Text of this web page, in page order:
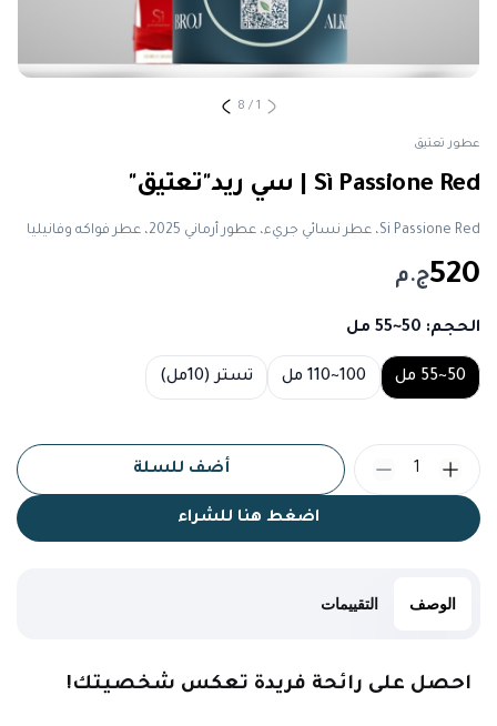
1
/
8
عطور تعتيق
Sì Passione Red | سي ريد"تعتيق"
Si Passione Red، عطر نسائي جريء، عطور أرماني 2025، عطر فواكه وفانيليا
520ج.م
الحجم: 50~55 مل
Choose a size
50~55 مل 100~110 مل تستر (10مل)
اضغط هنا للشراء
أضف للسلة 1
الوصف التقييمات
احصل على رائحة فريدة تعكس شخصيتك!